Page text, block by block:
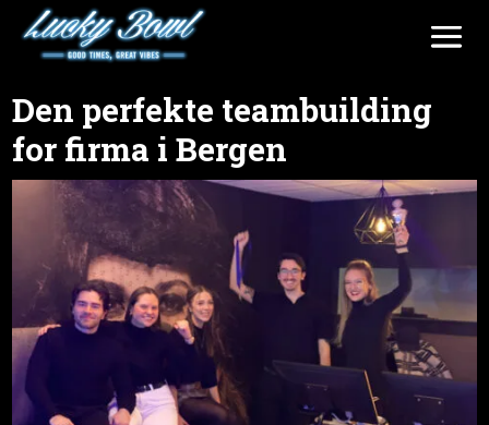
Den perfekte teambuilding
for firma i Bergen